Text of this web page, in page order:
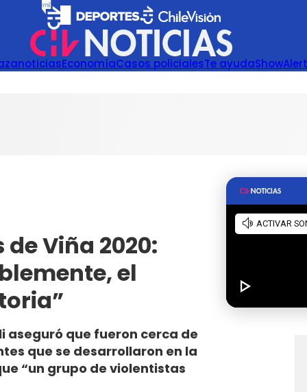
EconomíaCasos policialesTe ayudaShow
Viña 2020:
el
aseguró que fueron cerca de
que se desarrollaron en la
“un grupo de violentistas